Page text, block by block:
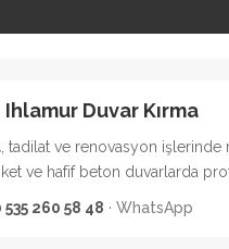
Ihlamur Duvar Kırma
, tadilat ve renovasyon
ve hafif beton duvarlarda
535 260 58 48 · WhatsApp